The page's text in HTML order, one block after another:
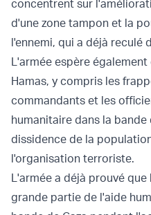
concentrent sur
d'une zone tampon et la
l'ennemi, qui a déjà reculé
L'armée espère
Hamas, y compris les
commandants et les
humanitaire dans la bande
dissidence de la
l'organisation terroriste.
L'armée a déjà prouvé
grande partie de l'aide